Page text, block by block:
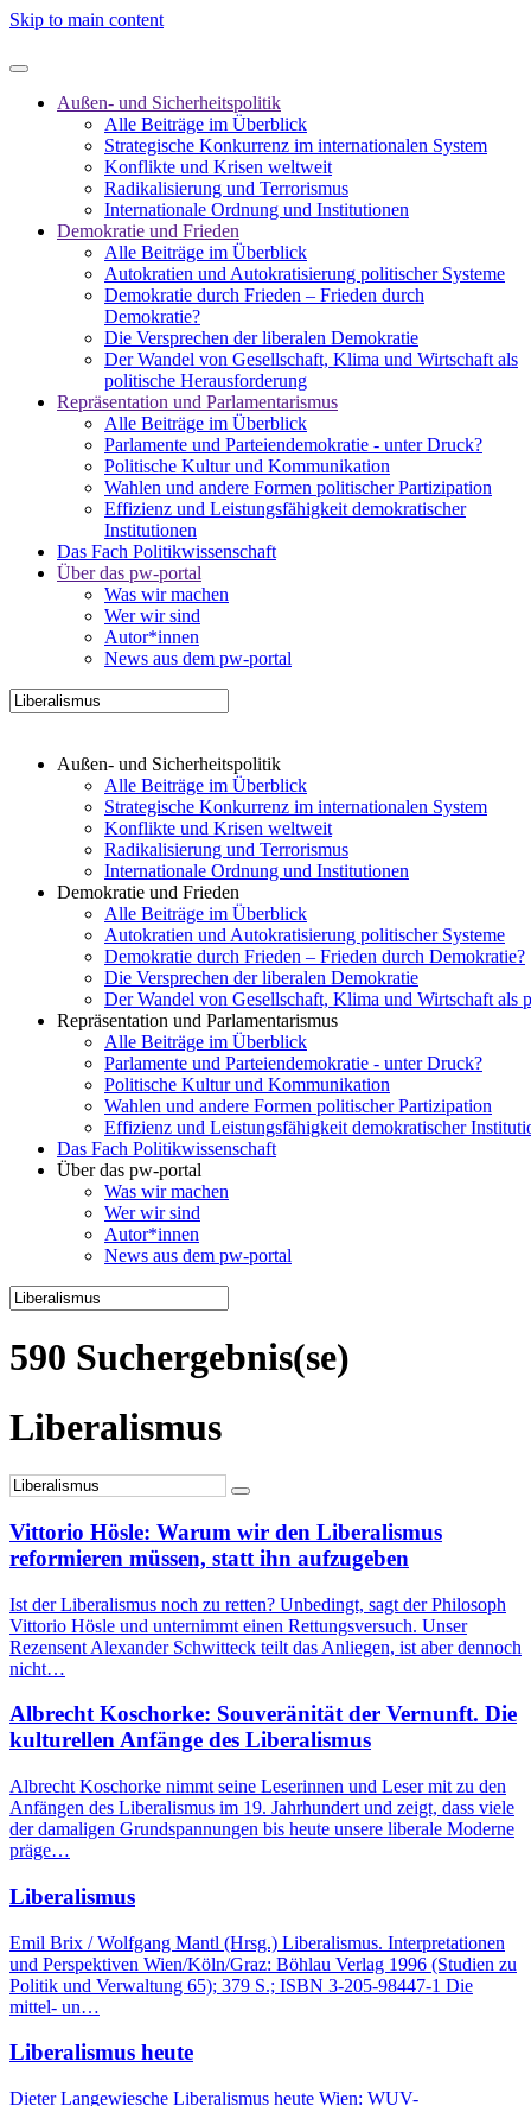
Skip to main content
Außen- und Sicherheitspolitik
Alle Beiträge im Überblick
Strategische Konkurrenz im internationalen System
Konflikte und Krisen weltweit
Radikalisierung und Terrorismus
Internationale Ordnung und Institutionen
Demokratie und Frieden
Alle Beiträge im Überblick
Autokratien und Autokratisierung politischer Systeme
Demokratie durch Frieden – Frieden durch
Demokratie?
Die Versprechen der liberalen Demokratie
Der Wandel von Gesellschaft, Klima und Wirtschaft als
politische Herausforderung
Repräsentation und Parlamentarismus
Alle Beiträge im Überblick
Parlamente und Parteiendemokratie - unter Druck?
Politische Kultur und Kommunikation
Wahlen und andere Formen politischer Partizipation
Effizienz und Leistungsfähigkeit demokratischer
Institutionen
Das Fach Politikwissenschaft
Über das pw-portal
Was wir machen
Wer wir sind
Autor*innen
News aus dem pw-portal
Außen- und Sicherheitspolitik
Alle Beiträge im Überblick
Strategische Konkurrenz im internationalen System
Konflikte und Krisen weltweit
Radikalisierung und Terrorismus
Internationale Ordnung und Institutionen
Demokratie und Frieden
Alle Beiträge im Überblick
Autokratien und Autokratisierung politischer Systeme
Demokratie durch Frieden – Frieden durch Demokratie?
Die Versprechen der liberalen Demokratie
Der Wandel von Gesellschaft, Klima und Wirtschaft als
Repräsentation und Parlamentarismus
Alle Beiträge im Überblick
Parlamente und Parteiendemokratie - unter Druck?
Politische Kultur und Kommunikation
Wahlen und andere Formen politischer Partizipation
Effizienz und Leistungsfähigkeit demokratischer
Das Fach Politikwissenschaft
Über das pw-portal
Was wir machen
Wer wir sind
Autor*innen
News aus dem pw-portal
590 Suchergebnis(se)
Liberalismus
Vittorio Hösle: Warum wir den Liberalismus
reformieren müssen, statt ihn aufzugeben
Ist der Liberalismus noch zu retten? Unbedingt, sagt der Philosoph
Vittorio Hösle und unternimmt einen Rettungsversuch. Unser
Rezensent Alexander Schwitteck teilt das Anliegen, ist aber dennoch
nicht…
Albrecht Koschorke: Souveränität der Vernunft. Die
kulturellen Anfänge des Liberalismus
Albrecht Koschorke nimmt seine Leserinnen und Leser mit zu den
Anfängen des Liberalismus im 19. Jahrhundert und zeigt, dass viele
der damaligen Grundspannungen bis heute unsere liberale Moderne
präge…
Liberalismus
Emil Brix / Wolfgang Mantl (Hrsg.) Liberalismus. Interpretationen
und Perspektiven Wien/Köln/Graz: Böhlau Verlag 1996 (Studien zu
Politik und Verwaltung 65); 379 S.; ISBN 3-205-98447-1 Die
mittel- un…
Liberalismus heute
Dieter Langewiesche Liberalismus heute Wien: WUV-